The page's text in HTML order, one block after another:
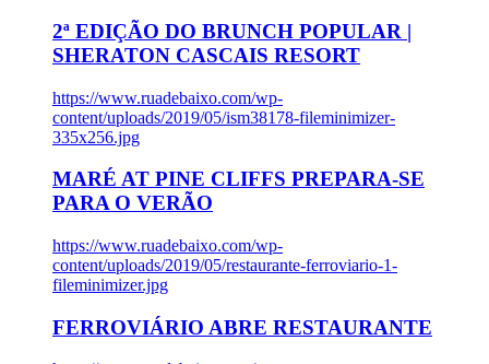
2ª EDIÇÃO DO BRUNCH POPULAR |
SHERATON CASCAIS RESORT
https://www.ruadebaixo.com/wp-
content/uploads/2019/05/ism38178-fileminimizer-
335x256.jpg
MARÉ AT PINE CLIFFS PREPARA-SE
PARA O VERÃO
https://www.ruadebaixo.com/wp-
content/uploads/2019/05/restaurante-ferroviario-1-
fileminimizer.jpg
FERROVIÁRIO ABRE RESTAURANTE